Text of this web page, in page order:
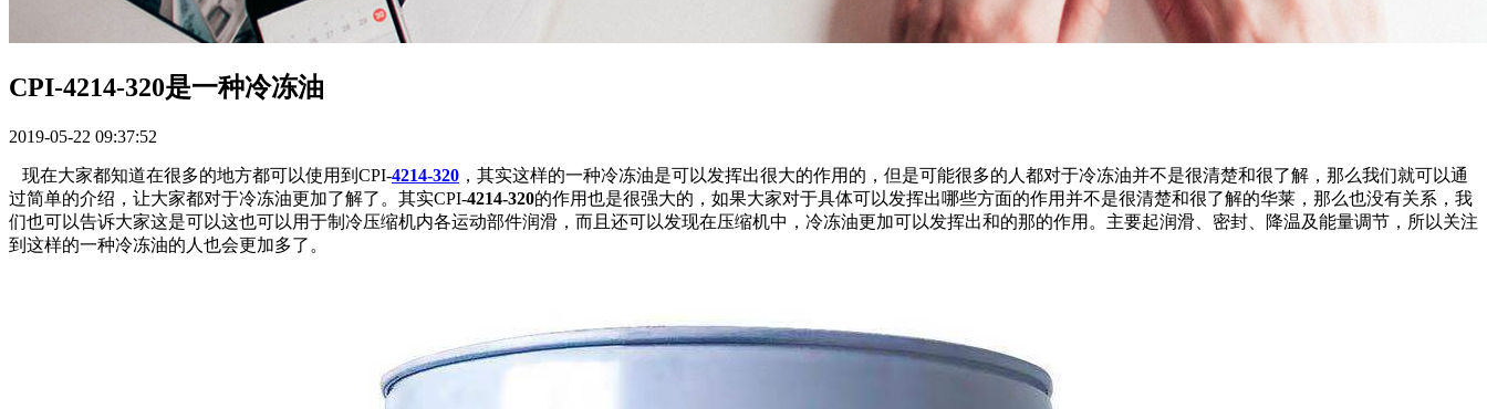
CPI-4214-320是一种冷冻油
2019-05-22 09:37:52
现在大家都知道在很多的地方都可以使用到CPI-4214-320 ，其实这样的一种冷冻油是可以发挥出很大的作用的，但是可能很多的人都对于冷冻油并不是很清楚和很了解，那么我们就可以通
过简单的介绍，让大家都对于冷冻油更加了解了。其实CPI-4214-320的作用也是很强大的，如果大家对于具体可以发挥出哪些方面的作用并不是很清楚和很了解的华莱，那么也没有关系，我
们也可以告诉大家这是可以这也可以用于制冷压缩机内各运动部件润滑，而且还可以发现在压缩机中，冷冻油更加可以发挥出和的那的作用。主要起润滑、密封、降温及能量调节，所以关注
到这样的一种冷冻油的人也会更加多了。